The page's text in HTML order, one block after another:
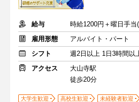
給与
時給1200円＋曜日手
雇用形態
アルバイト・パート
シフト
週2日以上 1日3時間以
アクセス
大山寺駅
徒歩20分
大学生歓迎 高校生歓迎 未経験者歓迎